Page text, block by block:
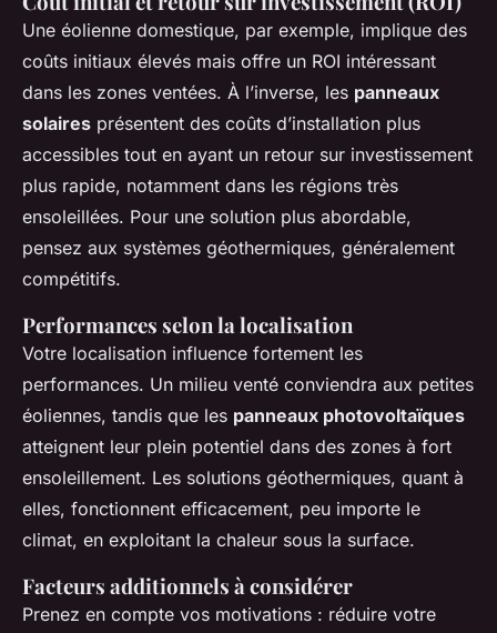
Une éolienne domestique, par exemple, implique des
coûts initiaux élevés mais offre un ROI intéressant
dans les zones ventées. À l’inverse, les panneaux
solaires présentent des coûts d’installation plus
accessibles tout en ayant un retour sur investissement
plus rapide, notamment dans les régions très
ensoleillées. Pour une solution plus abordable,
pensez aux systèmes géothermiques, généralement
compétitifs.
Performances selon la localisation
Votre localisation influence fortement les
performances. Un milieu venté conviendra aux petites
éoliennes, tandis que les panneaux photovoltaïques
atteignent leur plein potentiel dans des zones à fort
ensoleillement. Les solutions géothermiques, quant à
elles, fonctionnent efficacement, peu importe le
climat, en exploitant la chaleur sous la surface.
Facteurs additionnels à considérer
Prenez en compte vos motivations : réduire votre